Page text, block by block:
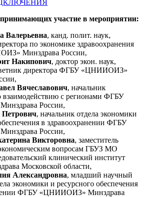
участие в мероприятии:
Валерьевна, канд. полит. наук,
по экономике здравоохранения
Минздрава России,
Накипович, доктор экон. наук,
директора ФГБУ «ЦНИИОИЗ»
Вячеславович, начальник
взаимодействию с регионами ФГБУ
России,
, начальник отдела экономики
в здравоохранении ФГБУ
России,
Викторовна, заместитель
вопросам ГБУЗ МО
клинический институт
Московской области,
Александровна, младший научный
экономики и ресурсного обеспечения
ФГБУ «ЦНИИОИЗ» Минздрава